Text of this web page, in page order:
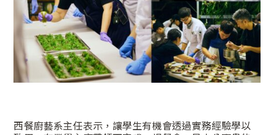
西餐廚藝系主任表示，讓學生有機會透過實務經驗學以